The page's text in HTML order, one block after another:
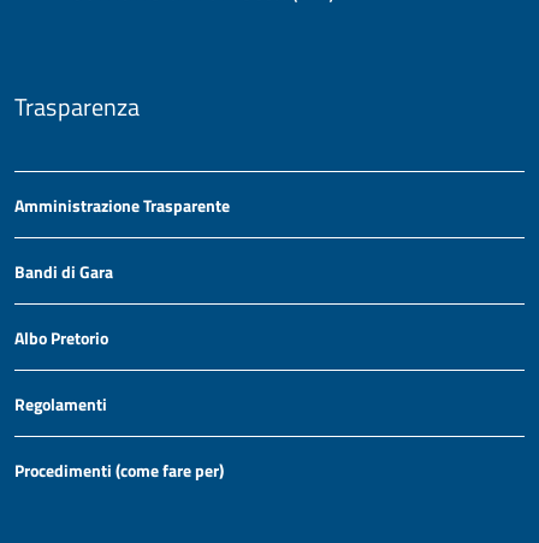
Trasparenza
Amministrazione Trasparente
Bandi di Gara
Albo Pretorio
Regolamenti
Procedimenti (come fare per)